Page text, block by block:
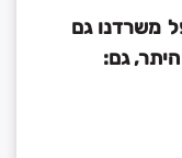
משרדנו גם
היתר, גם: